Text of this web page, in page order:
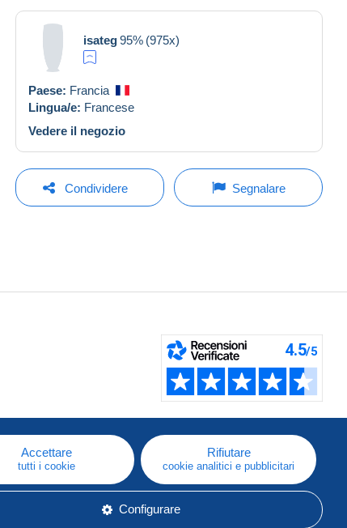
isateg95% (975x)
Paese: Francia
Lingua/e: Francese
Vedere il negozio
Condividere Segnalare
Accettare
tutti i cookie
Rifiutare
cookie analitici e pubblicitari
Configurare